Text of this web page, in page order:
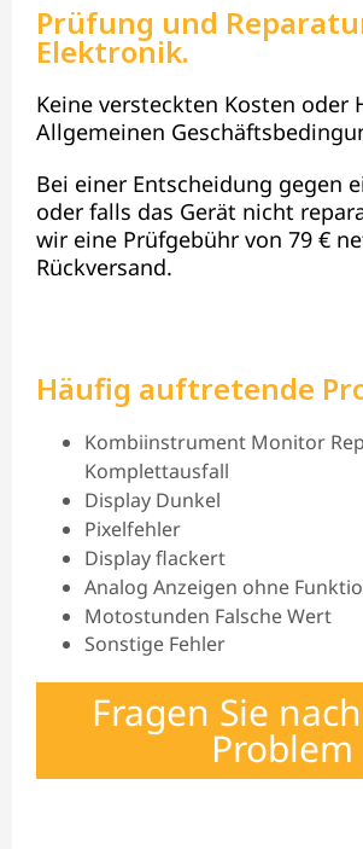
Prüfung und
Elektronik.
Keine versteckten Kosten oder
Allgemeinen
Bei einer Entscheidung gegen
oder falls das Gerät nicht
wir eine Prüfgebühr von 79 €
Rückversand.
Häufig auftretende
Kombiinstrument Monitor
Komplettausfall
Display Dunkel
Pixelfehler
Display flackert
Analog Anzeigen ohne
Motostunden Falsche Wert
Sonstige Fehler
Fragen Sie
Problem